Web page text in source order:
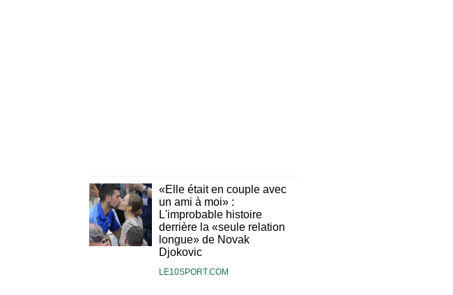
«Elle était en couple avec
un ami à moi» :
L'improbable histoire
derrière la «seule relation
longue» de Novak
Djokovic
LE10SPORT.COM